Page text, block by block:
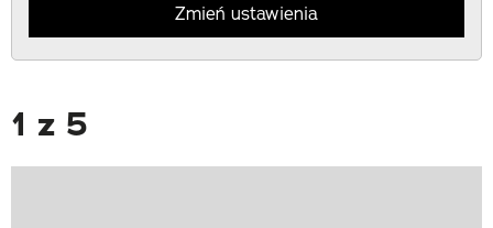
Zmień ustawienia
1 z 5